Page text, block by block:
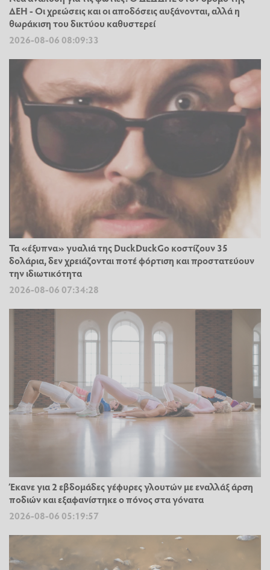
ΔΕΗ - Οι χρεώσεις και οι αποδόσεις αυξάνονται, αλλά η
θωράκιση του δικτύου καθυστερεί
2026-08-06 08:09:33
Τα «έξυπνα» γυαλιά της DuckDuckGo κοστίζουν 35
δολάρια, δεν χρειάζονται ποτέ φόρτιση και προστατεύουν
την ιδιωτικότητα
2026-08-06 07:34:28
Έκανε για 2 εβδομάδες γέφυρες γλουτών με εναλλάξ άρση
ποδιών και εξαφανίστηκε ο πόνος στα γόνατα
2026-08-06 05:19:57